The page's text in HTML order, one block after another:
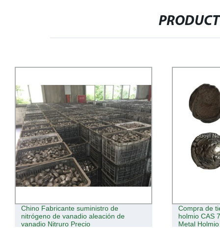
Compra de tierras raras de alta pureza
holmio CAS 7440-60-0 de Metal Puro
Metal Holmio 99%-99.999% 7440-60-0.
Fuente Alta
para Cliente